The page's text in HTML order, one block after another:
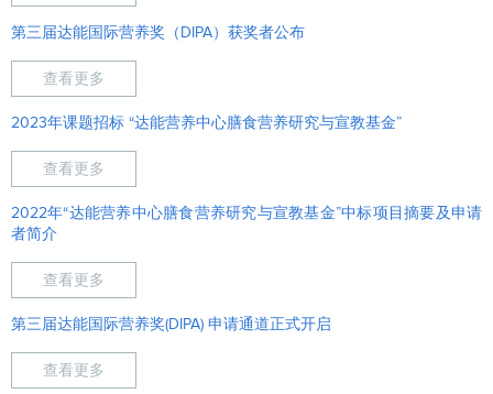
第三届达能国际营养奖（DIPA）获奖者公布
查看更多
2023年课题招标 “达能营养中心膳食营养研究与宣教基金”
查看更多
2022年“达能营养中心膳食营养研究与宣教基金”中标项目摘要及申请
者简介
查看更多
第三届达能国际营养奖(DIPA) 申请通道正式开启
查看更多